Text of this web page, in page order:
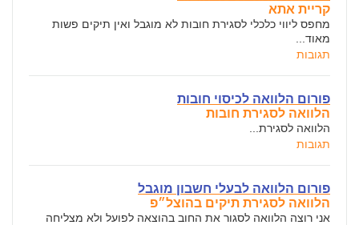
קריית אתא
מחפס ליווי כלכלי לסגירת חובות לא מוגבל ואין תיקים פשות
מאוד...
תגובות
פורום הלוואה לכיסוי חובות
הלוואה לסגירת חובות
הלוואה לסגירת...
תגובות
פורום הלוואה לבעלי חשבון מוגבל
הלוואה לסגירת תיקים בהוצל״פ
אני רוצה הלוואה לסגור את החוב בהוצאה לפועל ולא מצליחה